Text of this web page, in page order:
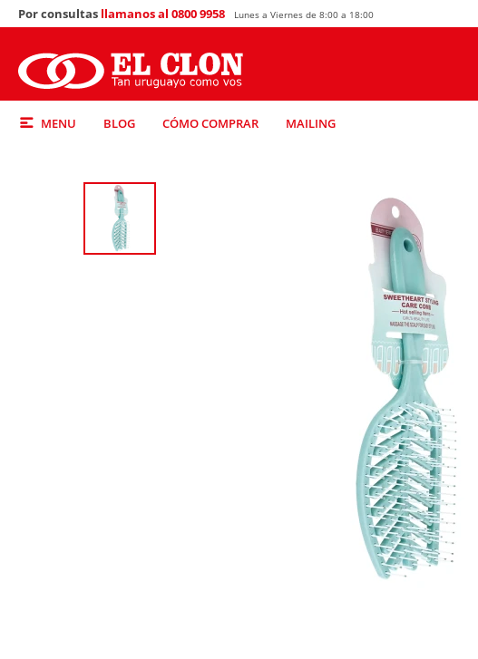
MENU BLOG CÓMO COMPRAR MAILING
Por consultas llamanos al 0800 9958 Lunes a Viernes de 8:00 a 18:00